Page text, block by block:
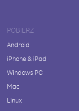
POBIERZ
Android
iPhone & iPad
Windows PC
Mac
Linux